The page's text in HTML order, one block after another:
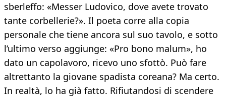
sberleffo: «Messer Ludovico, dove avete trovato
tante corbellerie?». Il poeta corre alla copia
personale che tiene ancora sul suo tavolo, e sotto
l’ultimo verso aggiunge: «Pro bono malum», ho
dato un capolavoro, ricevo uno sfottò. Può fare
altrettanto la giovane spadista coreana? Ma certo.
In realtà, lo ha già fatto. Rifiutandosi di scendere